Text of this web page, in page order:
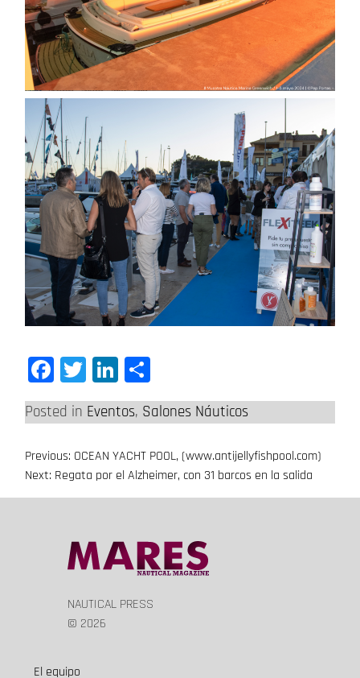
Facebook
TwitterLinkedIn
Posted in Eventos, Salones Náuticos
Navegación
Previous: OCEAN YACHT POOL, (www.antijellyfishpool.com)
Next: Regata por el Alzheimer, con 31 barcos en la salida
NAUTICAL PRESS
© 2026
El equipo